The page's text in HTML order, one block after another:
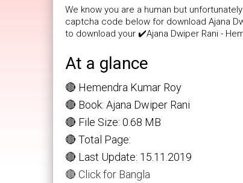
We know you are a human but
captcha code below for download Ajana
to download your ✔️Ajana Dwiper Rani -
At a glance
🔴 Hemendra Kumar Roy
🔴 Book: Ajana Dwiper Rani
🔴 File Size: 0.68 MB
🔴 Total Page:
🔴 Last Update: 15.11.2019
🔴 Click for Bangla